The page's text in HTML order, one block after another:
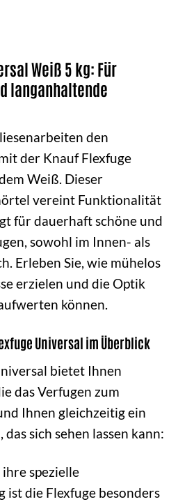
Weiß 5 kg: Für
langanhaltende
den
der Knauf Flexfuge
Weiß. Dieser
vereint Funktionalität
für dauerhaft schöne und
sowohl im Innen- als
Erleben Sie, wie mühelos
erzielen und die Optik
können.
Universal im Überblick
bietet Ihnen
das Verfugen zum
Ihnen gleichzeitig ein
sich sehen lassen kann:
spezielle
ist die Flexfuge besonders